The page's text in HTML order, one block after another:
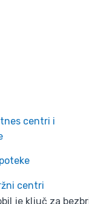
centri i
centri
je ključ za